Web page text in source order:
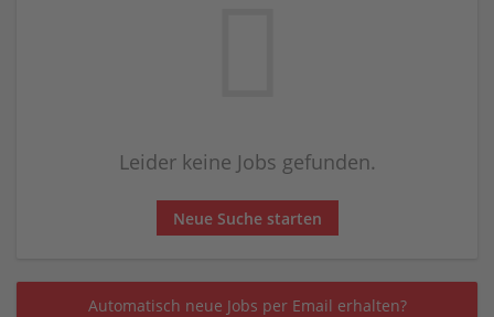
Leider keine Jobs gefunden.
Neue Suche starten
Automatisch neue Jobs per Email erhalten?